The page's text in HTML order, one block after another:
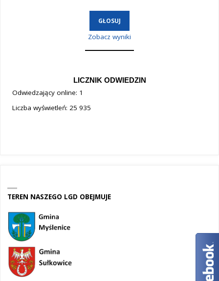
Zobacz wyniki
LICZNIK ODWIEDZIN
Odwiedzający online: 1
Liczba wyświetleń: 25 935
TEREN NASZEGO LGD OBEJMUJE